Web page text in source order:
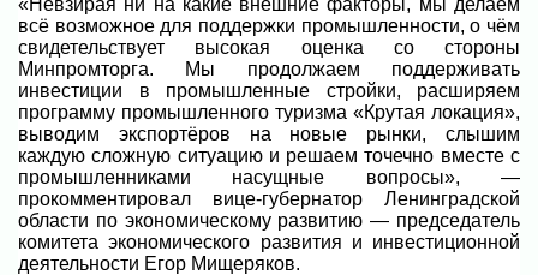
всё возможное для поддержки промышленности, о чём
свидетельствует высокая оценка со стороны
Минпромторга. Мы продолжаем поддерживать
инвестиции в промышленные стройки, расширяем
программу промышленного туризма «Крутая локация»,
выводим экспортёров на новые рынки, слышим
каждую сложную ситуацию и решаем точечно вместе с
промышленниками насущные вопросы», —
прокомментировал вице-губернатор Ленинградской
области по экономическому развитию — председатель
комитета экономического развития и инвестиционной
деятельности Егор Мищеряков.